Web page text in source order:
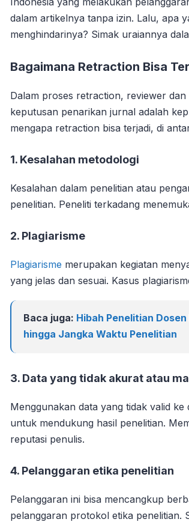
dalam artikelnya tanpa izin. Lalu, apa
menghindarinya? Simak uraiannya
Bagaimana Retraction Bisa
Dalam proses retraction, reviewer
keputusan penarikan jurnal adalah
mengapa retraction bisa terjadi, di
1. Kesalahan metodologi
Kesalahan dalam penelitian atau
penelitian. Peneliti terkadang
2. Plagiarisme
Plagiarisme merupakan kegiatan
yang jelas dan sesuai. Kasus
Baca juga: Hibah Penelitian
hingga Jangka Waktu Penelitian
3. Data yang tidak akurat atau
Menggunakan data yang tidak valid
untuk mendukung hasil penelitian.
reputasi penulis.
4. Pelanggaran etika penelitian
Pelanggaran ini bisa mencangkup
pelanggaran protokol etika penelitian.